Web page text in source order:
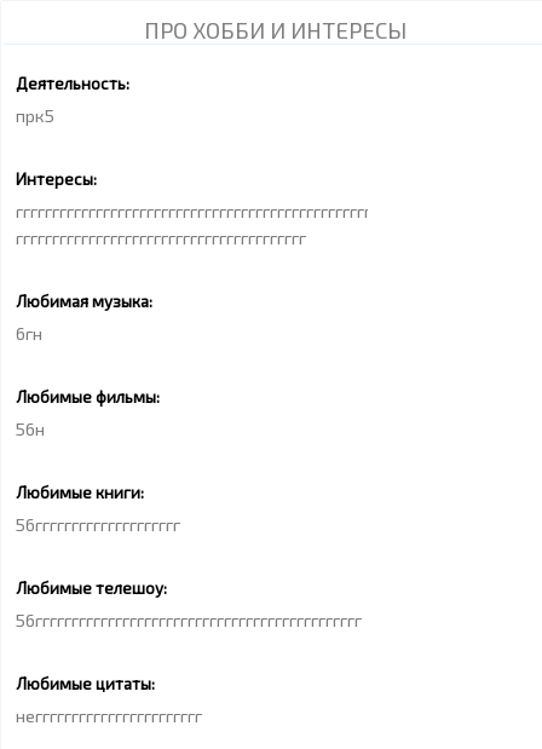
ПРО ХОББИ И ИНТЕРЕСЫ
Деятельность:
прк5
Интересы:
гггггггггггггггггггггггггггггггггггггггггггггггггггггггггггг
гггггггггггггггггггггггггггггггггггггггг
Любимая музыка:
6гн
Любимые фильмы:
56н
Любимые книги:
56гггггггггггггггггггг
Любимые телешоу:
56ггггггггггггггггггггггггггггггггггггггггггггг
Любимые цитаты:
неггггггггггггггггггггггг